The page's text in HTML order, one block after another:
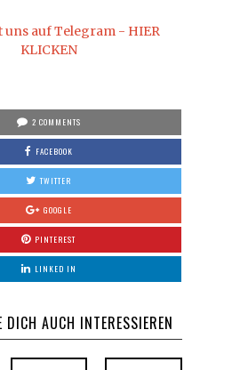
auf Telegram - HIER
KLICKEN
2 COMMENTS
FACEBOOK
TWITTER
GOOGLE
PINTEREST
LINKED IN
DICH AUCH INTERESSIEREN